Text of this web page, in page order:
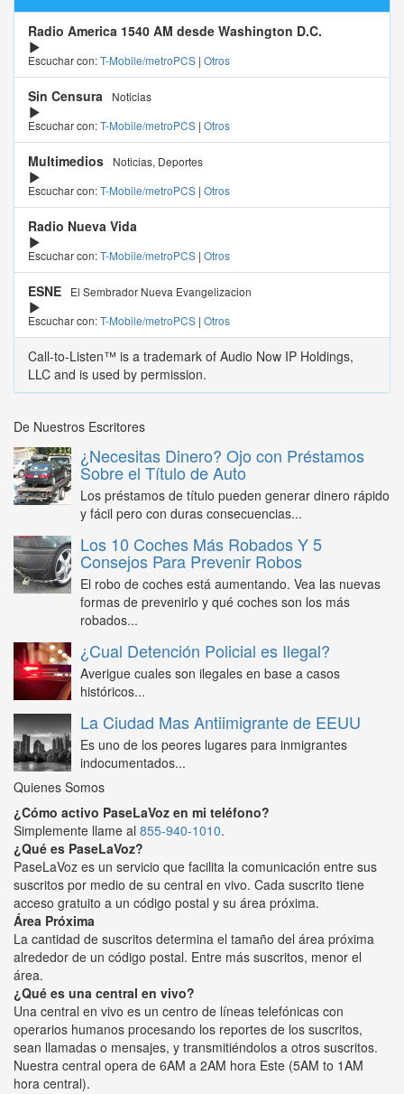
Radio America 1540 AM desde Washington D.C.
Escuchar con:T-Mobile/metroPCS | Otros
Sin Censura
Noticias
Escuchar con:T-Mobile/metroPCS | Otros
Multimedios
Noticias, Deportes
Escuchar con:T-Mobile/metroPCS | Otros
Radio Nueva Vida
Escuchar con:T-Mobile/metroPCS | Otros
ESNE
El Sembrador Nueva Evangelizacion
Escuchar con:T-Mobile/metroPCS | Otros
Call-to-Listen™ is a trademark of Audio Now IP Holdings,
LLC and is used by permission.
De Nuestros Escritores
¿Necesitas Dinero? Ojo con Préstamos
Sobre el Título de Auto
Los préstamos de título pueden generar dinero rápido
y fácil pero con duras consecuencias...
Los 10 Coches Más Robados Y 5
Consejos Para Prevenir Robos
El robo de coches está aumentando. Vea las nuevas
formas de prevenirlo y qué coches son los más
robados...
¿Cual Detención Policial es Ilegal?
Averigue cuales son ilegales en base a casos
históricos...
La Ciudad Mas Antiimigrante de EEUU
Es uno de los peores lugares para inmigrantes
indocumentados...
Quienes Somos
¿Cómo activo PaseLaVoz en mi teléfono?
Simplemente llame al 855-940-1010.
¿Qué es PaseLaVoz?
PaseLaVoz es un servicio que facilita la comunicación entre sus
suscritos por medio de su central en vivo. Cada suscrito tiene
acceso gratuito a un código postal y su área próxima.
Área Próxima
La cantidad de suscritos determina el tamaño del área próxima
alrededor de un código postal. Entre más suscritos, menor el
área.
¿Qué es una central en vivo?
Una central en vivo es un centro de líneas telefónicas con
operarios humanos procesando los reportes de los suscritos,
sean llamadas o mensajes, y transmitiéndolos a otros suscritos.
Nuestra central opera de 6AM a 2AM hora Este (5AM to 1AM
hora central).